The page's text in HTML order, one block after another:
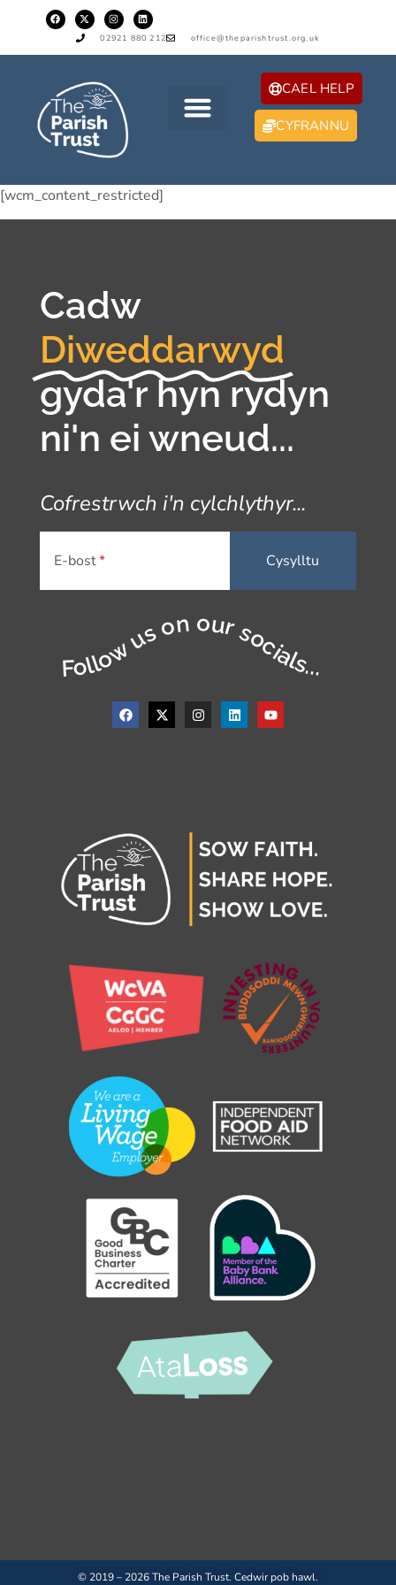
02921 880 212 office@theparishtrust.org.uk
CAEL HELP
CYFRANNU
[wcm_content_restricted]
Cadw
Diweddarwyd
gyda'r hyn rydyn
ni'n ei wneud...
Cofrestrwch i'n cylchlythyr...
E-bost
Follow us on our socials...
© 2019 – 2026 The Parish Trust. Cedwir pob hawl.